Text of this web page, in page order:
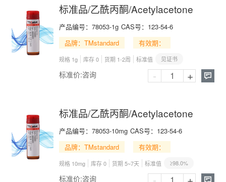
标准品/乙酰丙酮/Acetylacetone
产品编号： 78053-1g CAS号： 123-54-6
品牌：TMstandard
有效期：
规格 1g 库存 0 货期 1-2周 标准值 见证书
标准价:咨询 
- +
标准品/乙酰丙酮/Acetylacetone
产品编号： 78053-10mg CAS号： 123-54-6
品牌：TMstandard
有效期：
规格 10mg 库存 0 货期 5~7天 标准值 ≥98.0%
标准价:咨询 